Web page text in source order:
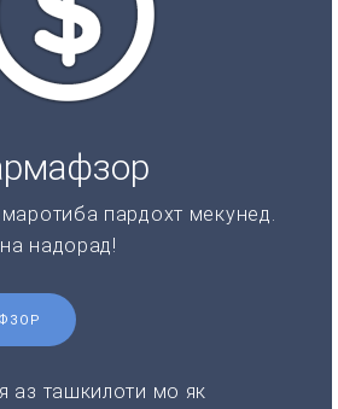
пардохт мекунед.
надорад!
аз ташкилоти мо як